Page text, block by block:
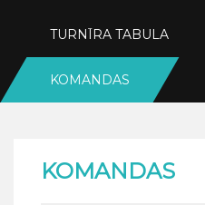
TURNĪRA TABULA
KOMANDAS
KOMANDAS